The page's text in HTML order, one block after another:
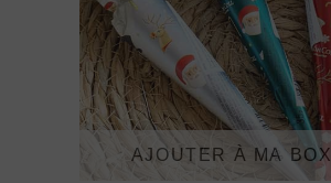
AJOUTER À MA BOX